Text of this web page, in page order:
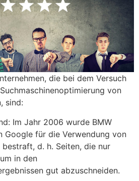
die bei dem Versuch
von
sind:
Im Jahr 2006 wurde BMW
Google für die Verwendung von
d. h. Seiten, die nur
in den
gut abzuschneiden.